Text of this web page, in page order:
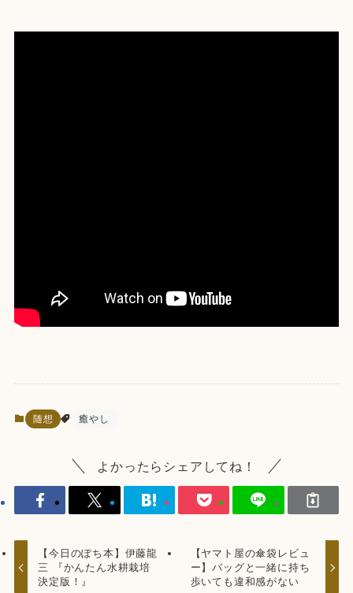
随想 癒やし
よかったらシェアしてね！
【今日のぽち本】伊藤龍
三 『かんたん水耕栽培
決定版！』
【ヤマト屋の傘袋レビュ
ー】バッグと一緒に持ち
歩いても違和感がない